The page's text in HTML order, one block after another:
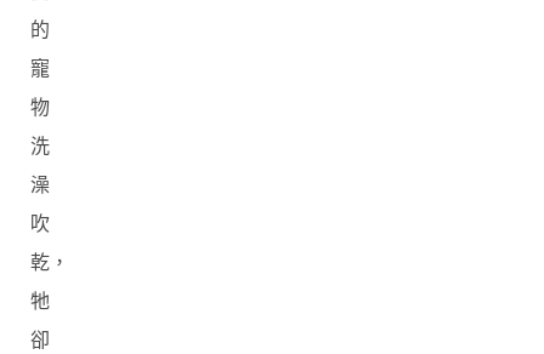
的
寵
物
洗
澡
吹
乾，
牠
卻